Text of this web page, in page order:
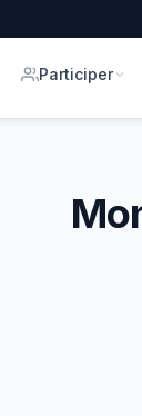
Participer